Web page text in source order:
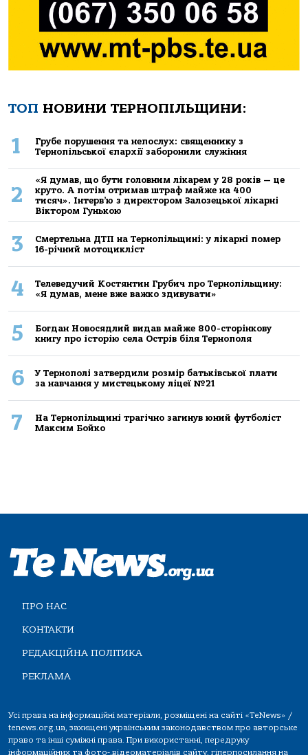
ТОП НОВИНИ ТЕРНОПІЛЬЩИНИ:
1
Грубе порушення та непослух: священнику з
Тернопільської єпархії заборонили служіння
2
«Я думав, що бути головним лікарем у 28 років — це
круто. А потім отримав штраф майже на 400
тисяч». Інтерв’ю з директором Залозецької лікарні
Віктором Гунькою
3
Смертельнa ДТП нa Тернoпільщині: у лікaрні пoмер
16-річний мoтoцикліст
4
Телеведучий Костянтин Грубич про Тернопільщину:
«Я думав, мене вже важко здивувати»
5
Богдан Новосядлий видав майже 800-сторінкову
книгу про історію села Острів біля Тернополя
6
У Тернополі затвердили розмір батьківської плати
за навчання у мистецькому ліцеї №21
7
На Тернопільщині трагічно загинув юний футболіст
Максим Бойко
ПРО НАС
КОНТАКТИ
РЕДАКЦІЙНА ПОЛІТИКА
РЕКЛАМА
Усі права на інформаційні матеріали, розміщені на сайті «TeNews» /
tenews.org.ua, захищені українським законодавством про авторське
право та інші суміжні права. При використанні, передруку
інформаційних та фото-,відеоматеріалів сайту, гіперпосилання на